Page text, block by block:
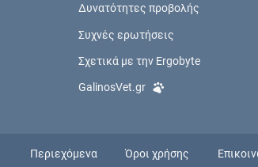
Δυνατότητες προβολής
Συχνές ερωτήσεις
Σχετικά με την Ergobyte
GalinosVet.gr
Περιεχόμενα Όροι χρήσης